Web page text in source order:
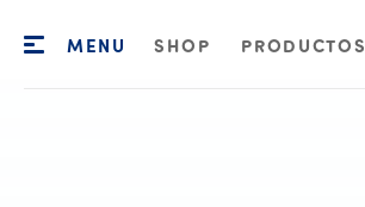
MENU SHOP PRODUCTOS